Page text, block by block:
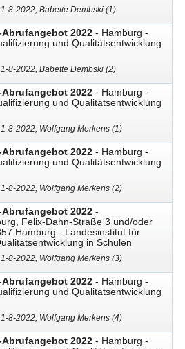
8-2022, Babette Dembski (1)
Abrufangebot 2022 - Hamburg -
und Qualitätsentwicklung
8-2022, Babette Dembski (2)
Abrufangebot 2022 - Hamburg -
und Qualitätsentwicklung
8-2022, Wolfgang Merkens (1)
Abrufangebot 2022 - Hamburg -
und Qualitätsentwicklung
8-2022, Wolfgang Merkens (2)
Abrufangebot 2022 -
Felix-Dahn-Straße 3 und/oder
Hamburg - Landesinstitut für
in Schulen
8-2022, Wolfgang Merkens (3)
Abrufangebot 2022 - Hamburg -
und Qualitätsentwicklung
8-2022, Wolfgang Merkens (4)
Abrufangebot 2022 - Hamburg -